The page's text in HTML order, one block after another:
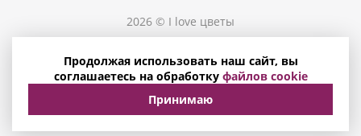
2026 © I love цветы
Политика конфиденциальности
Соглашение на обработку персональных данных
Продолжая использовать наш сайт, вы
соглашаетесь на обработку файлов cookie
Принимаю